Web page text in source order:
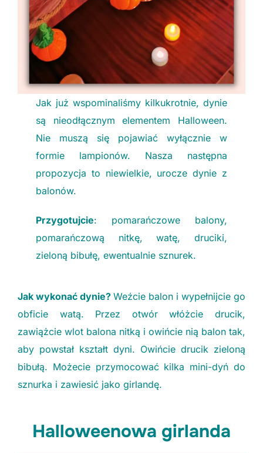
Jak już wspominaliśmy kilkukrotnie, dynie
są nieodłącznym elementem Halloween.
Nie muszą się pojawiać wyłącznie w
formie lampionów. Nasza następna
propozycja to niewielkie, urocze dynie z
balonów.
Przygotujcie: pomarańczowe balony,
pomarańczową nitkę, watę, druciki,
zieloną bibułę, ewentualnie sznurek.
Jak wykonać dynie? Weźcie balon i wypełnijcie go
obficie watą. Przez otwór włóżcie drucik,
zawiążcie wlot balona nitką i owińcie nią balon tak,
aby powstał kształt dyni. Owińcie drucik zieloną
bibułą. Możecie przymocować kilka mini-dyń do
sznurka i zawiesić jako girlandę.
Halloweenowa girlanda